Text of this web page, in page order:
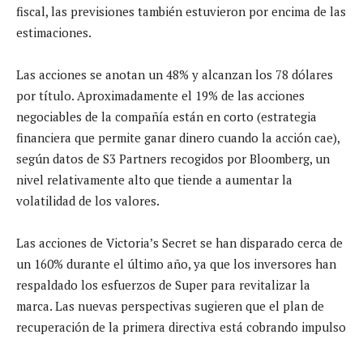
fiscal, las previsiones también estuvieron por encima de las
estimaciones.
Las acciones se anotan un 48% y alcanzan los 78 dólares
por título. Aproximadamente el 19% de las acciones
negociables de la compañía están en corto (estrategia
financiera que permite ganar dinero cuando la acción cae),
según datos de S3 Partners recogidos por Bloomberg, un
nivel relativamente alto que tiende a aumentar la
volatilidad de los valores.
Las acciones de Victoria’s Secret se han disparado cerca de
un 160% durante el último año, ya que los inversores han
respaldado los esfuerzos de Super para revitalizar la
marca. Las nuevas perspectivas sugieren que el plan de
recuperación de la primera directiva está cobrando impulso